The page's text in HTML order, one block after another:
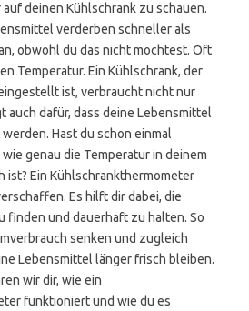
deinen Kühlschrank zu schauen.
verderben schneller als
obwohl du das nicht möchtest. Oft
Temperatur. Ein Kühlschrank, der
ist, verbraucht nicht nur
auch dafür, dass deine Lebensmittel
Hast du schon einmal
genau die Temperatur in deinem
ist? Ein Kühlschrankthermometer
Es hilft dir dabei, die
finden und dauerhaft zu halten. So
senken und zugleich
Lebensmittel länger frisch bleiben.
wir dir, wie ein
funktioniert und wie du es